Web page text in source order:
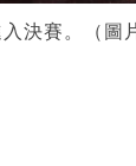
決賽。（圖